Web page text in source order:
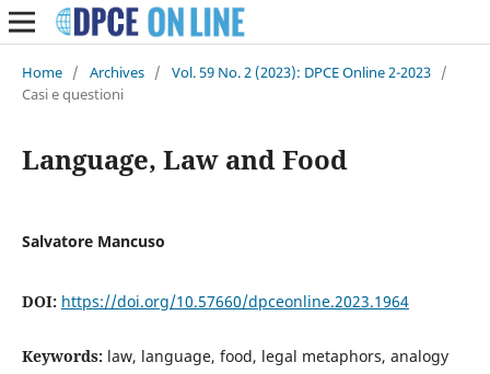
Home / Archives / Vol. 59 No. 2 (2023): DPCE Online 2-2023 /
Casi e questioni
Language, Law and Food
Salvatore Mancuso
DOI: https://doi.org/10.57660/dpceonline.2023.1964
Keywords: law, language, food, legal metaphors, analogy